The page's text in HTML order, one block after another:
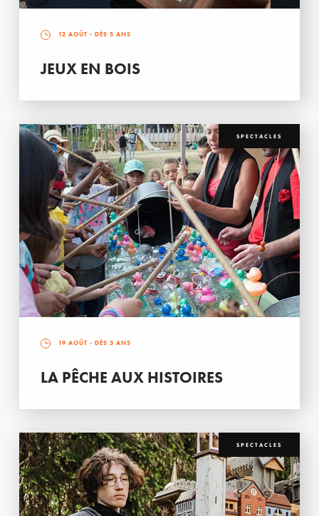
12 AOÛT - DÈS 5 ANS
JEUX EN BOIS
SPECTACLES
19 AOÛT - DÈS 3 ANS
LA PÊCHE AUX HISTOIRES
SPECTACLES